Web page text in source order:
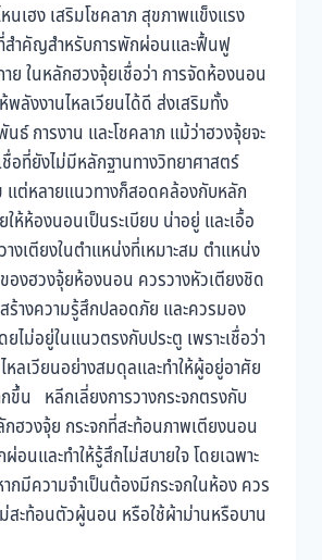
เฮง เสริมโชคลาภ สุขภาพแข็งแรง
ำคัญสำหรับการพักผ่อนและฟื้นฟู
ย ในหลักฮวงจุ้ยเชื่อว่า การจัดห้องนอน
พลังงานไหลเวียนได้ดี ส่งเสริมทั้ง
ธ์ การงาน และโชคลาภ แม้ว่าฮวงจุ้ยจะ
อที่ยังไม่มีหลักฐานทางวิทยาศาสตร์
ต่หลายแนวทางก็สอดคล้องกับหลัก
ห้ห้องนอนเป็นระเบียบ น่าอยู่ และเอื้อ
เตียงในตำแหน่งที่เหมาะสม ตำแหน่ง
องฮวงจุ้ยห้องนอน ควรวางหัวเตียงชิด
างความรู้สึกปลอดภัย และควรมอง
ยไม่อยู่ในแนวตรงกับประตู เพราะเชื่อว่า
หลเวียนอย่างสมดุลและทำให้ผู้อยู่อาศัย
ขึ้น หลีกเลี่ยงการวางกระจกตรงกับ
ฮวงจุ้ย กระจกที่สะท้อนภาพเตียงนอน
อนและทำให้รู้สึกไม่สบายใจ โดยเฉพาะ
กมีความจำเป็นต้องมีกระจกในห้อง ควร
สะท้อนตัวผู้นอน หรือใช้ผ้าม่านหรือบาน